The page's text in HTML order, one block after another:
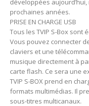
développées
prochaines années.
PRISE EN CHARGE USB
Tous les TVIP S-Box sont
Vous pouvez connecter
claviers et une
musique directement à
carte flash. Ce sera une
TVIP S-BOX prend en
formats multimédias. Il
sous-titres multicanaux.